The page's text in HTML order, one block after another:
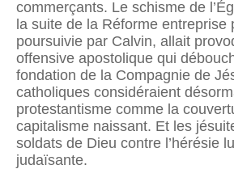
commerçants. Le schisme de
la suite de la Réforme entreprise
poursuivie par Calvin, allait
offensive apostolique qui
fondation de la Compagnie de
catholiques considéraient
protestantisme comme la
capitalisme naissant. Et les
soldats de Dieu contre l’hérésie
judaïsante.